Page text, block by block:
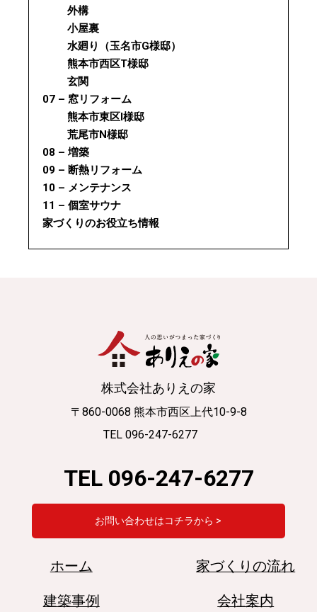
外構
小屋裏
水廻り（玉名市G様邸）
熊本市西区T様邸
玄関
07 – 窓リフォーム
熊本市東区I様邸
荒尾市N様邸
08 – 増築
09 – 断熱リフォーム
10 – メンテナンス
11 – 個室サウナ
家づくりのお役立ち情報
株式会社ありえの家
〒860-0068 熊本市西区上代10-9-8
TEL 096-247-6277
TEL 096-247-6277
お問い合わせはコチラから >
ホーム 家づくりの流れ
建築事例 会社案内